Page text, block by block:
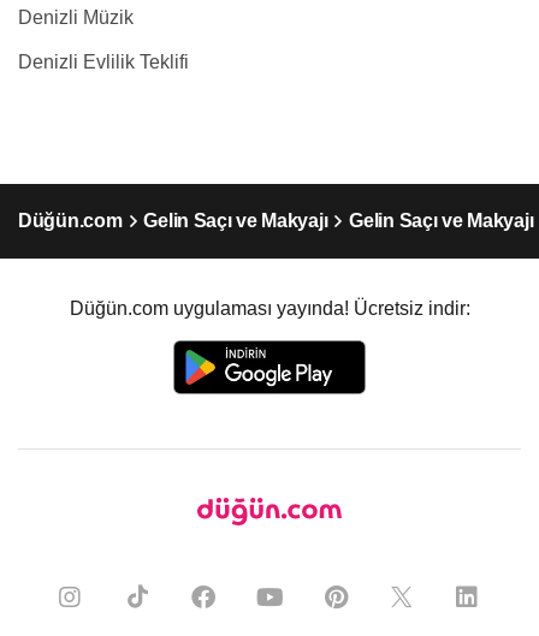
Denizli Müzik
Denizli Evlilik Teklifi
Düğün.com Gelin Saçı ve Makyajı Gelin Saçı ve
Düğün.com uygulaması yayında! Ücretsiz indir: